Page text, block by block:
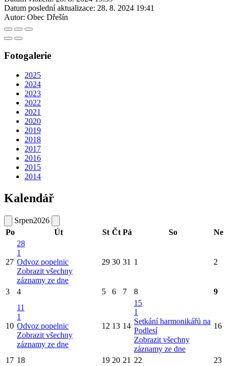
Datum poslední aktualizace: 28. 8. 2024 19:41
Autor: Obec Dřešín
Fotogalerie
2025
2024
2023
2022
2021
2020
2019
2018
2017
2016
2015
2014
Kalendář
Srpen2026
Po
Út St Čt Pá So Ne
27
28
1
Odvoz popelnic
Zobrazit všechny
záznamy ze dne
29 30 31 1 2
3 4 5 6 7 8 9
10
11
1
Odvoz popelnic
Zobrazit všechny
záznamy ze dne
12 13 14
15
1
Setkání harmonikářů na
Podlesí
Zobrazit všechny
záznamy ze dne
16
17 18 19 20 21 22 23